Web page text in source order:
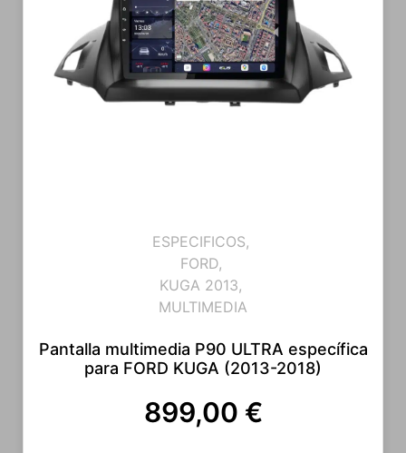
ESPECIFICOS,
FORD,
KUGA 2013,
MULTIMEDIA
Pantalla multimedia P90 ULTRA específica
para FORD KUGA (2013-2018)
899,00 €